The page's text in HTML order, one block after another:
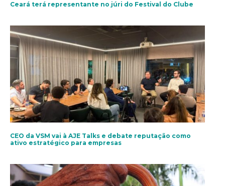
Ceará terá representante no júri do Festival do Clube
CEO da VSM vai à AJE Talks e debate reputação como
ativo estratégico para empresas